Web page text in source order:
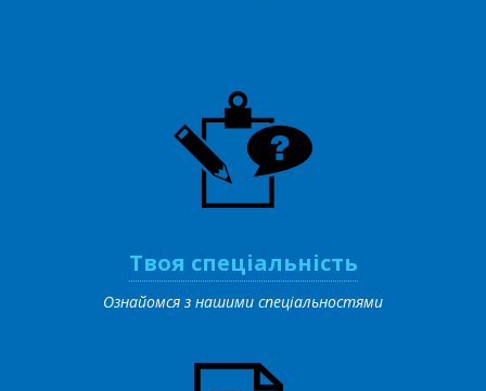
Твоя спеціальність
Ознайомся з нашими спеціальностями